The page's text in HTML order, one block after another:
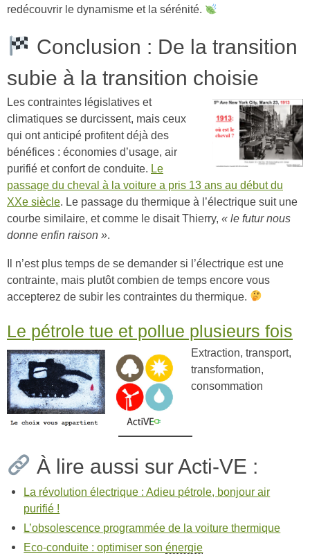
redécouvrir le dynamisme et la sérénité.
Conclusion : De la transition
subie à la transition choisie
Les contraintes législatives et
climatiques se durcissent, mais ceux
qui ont anticipé profitent déjà des
bénéfices : économies d’usage, air
purifié et confort de conduite. Le
passage du cheval à la voiture a pris 13 ans au début du
XXe siècle. Le passage du thermique à l’électrique suit une
courbe similaire, et comme le disait Thierry, « le futur nous
donne enfin raison ».
Il n’est plus temps de se demander si l’électrique est une
contrainte, mais plutôt combien de temps encore vous
accepterez de subir les contraintes du thermique.
Le pétrole tue et pollue plusieurs fois
Extraction, transport,
transformation,
consommation
À lire aussi sur Acti-VE :
La révolution électrique : Adieu pétrole, bonjour air
purifié !
L’obsolescence programmée de la voiture thermique
Eco-conduite : optimiser sonénergie